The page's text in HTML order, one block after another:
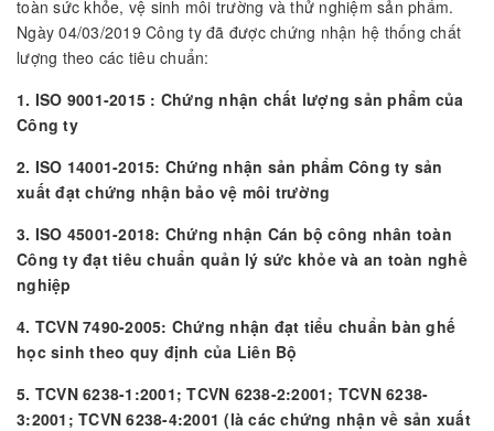
toàn sức khỏe, vệ sinh môi trường và thử nghiệm sản phẩm.
Ngày 04/03/2019 Công ty đã được chứng nhận hệ thống chất
lượng theo các tiêu chuẩn:
1. ISO 9001-2015 : Chứng nhận chất lượng sản phẩm của
Công ty
2. ISO 14001-2015: Chứng nhận sản phẩm Công ty sản
xuất đạt chứng nhận bảo vệ môi trường
3. ISO 45001-2018: Chứng nhận Cán bộ công nhân toàn
Công ty đạt tiêu chuẩn quản lý sức khỏe và an toàn nghề
nghiệp
4. TCVN 7490-2005: Chứng nhận đạt tiểu chuẩn bàn ghế
học sinh theo quy định của Liên Bộ
5. TCVN 6238-1:2001; TCVN 6238-2:2001; TCVN 6238-
3:2001; TCVN 6238-4:2001 (là các chứng nhận về sản xuất